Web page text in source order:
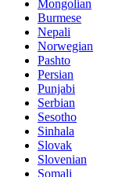
Mongolian
Burmese
Nepali
Norwegian
Pashto
Persian
Punjabi
Serbian
Sesotho
Sinhala
Slovak
Slovenian
Somali